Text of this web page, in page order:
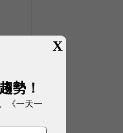
X
勢！
《一天一